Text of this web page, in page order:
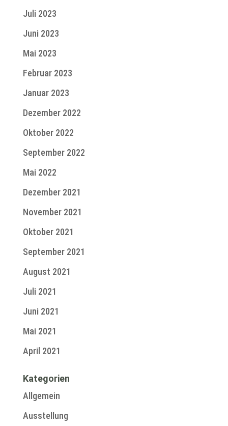
Juli 2023
Juni 2023
Mai 2023
Februar 2023
Januar 2023
Dezember 2022
Oktober 2022
September 2022
Mai 2022
Dezember 2021
November 2021
Oktober 2021
September 2021
August 2021
Juli 2021
Juni 2021
Mai 2021
April 2021
Kategorien
Allgemein
Ausstellung